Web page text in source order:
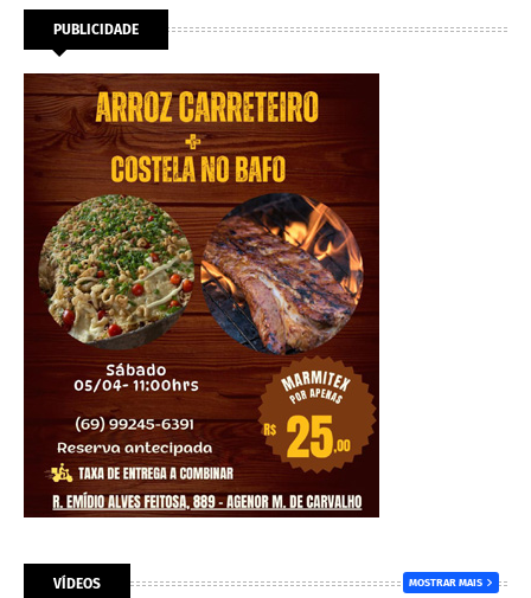
PUBLICIDADE
VÍDEOS MOSTRAR MAIS